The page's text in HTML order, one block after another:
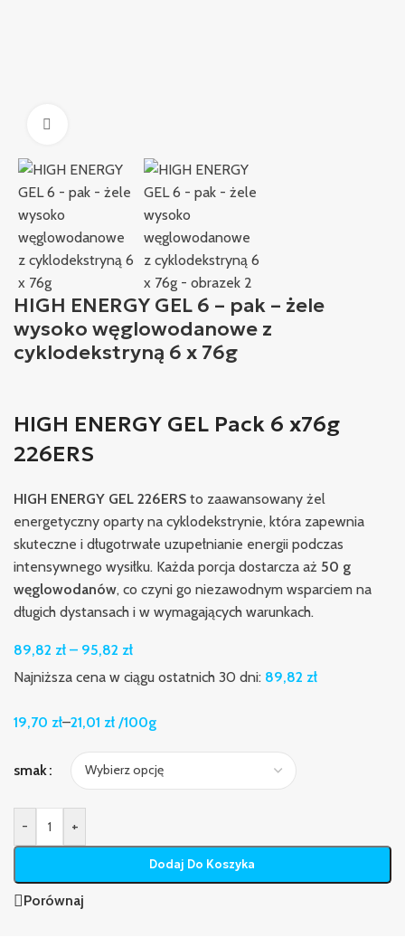
HIGH ENERGY GEL 6 – pak – żele
wysoko węglowodanowe z
cyklodekstryną 6 x 76g
HIGH ENERGY GEL Pack 6 x76g
226ERS
HIGH ENERGY GEL 226ERS to zaawansowany żel
energetyczny oparty na cyklodekstrynie, która zapewnia
skuteczne i długotrwałe uzupełnianie energii podczas
intensywnego wysiłku. Każda porcja dostarcza aż 50 g
węglowodanów, co czyni go niezawodnym wsparciem na
długich dystansach i w wymagających warunkach.
89,82 zł – 95,82 zł
Najniższa cena w ciągu ostatnich 30 dni: 89,82 zł
19,70 zł–21,01 zł /100g
smak
- +
Dodaj Do Koszyka
Porównaj